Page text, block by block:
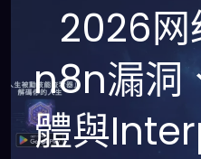
2026网
n8n漏洞
體與